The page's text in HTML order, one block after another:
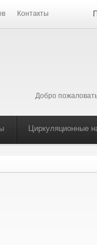
Контакты
Добро
Циркуляционные